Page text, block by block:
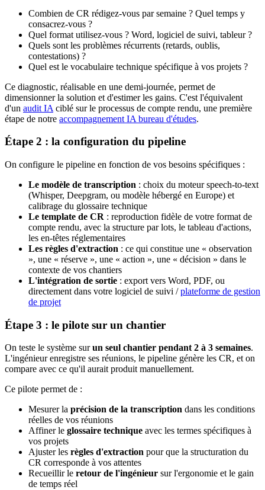
Combien de CR rédigez-vous par semaine ? Quel temps y
consacrez-vous ?
Quel format utilisez-vous ? Word, logiciel de suivi, tableur ?
Quels sont les problèmes récurrents (retards, oublis,
contestations) ?
Quel est le vocabulaire technique spécifique à vos projets ?
Ce diagnostic, réalisable en une demi-journée, permet de
dimensionner la solution et d'estimer les gains. C'est l'équivalent
d'un audit IA ciblé sur le processus de compte rendu, une première
étape de notre accompagnement IA bureau d'études.
Étape 2 : la configuration du pipeline
On configure le pipeline en fonction de vos besoins spécifiques :
Le modèle de transcription : choix du moteur speech-to-text
(Whisper, Deepgram, ou modèle hébergé en Europe) et
calibrage du glossaire technique
Le template de CR : reproduction fidèle de votre format de
compte rendu, avec la structure par lots, le tableau d'actions,
les en-têtes réglementaires
Les règles d'extraction : ce qui constitue une « observation
», une « réserve », une « action », une « décision » dans le
contexte de vos chantiers
L'intégration de sortie : export vers Word, PDF, ou
directement dans votre logiciel de suivi /plateforme de gestion
de projet
Étape 3 : le pilote sur un chantier
On teste le système surun seul chantier pendant 2 à 3 semaines.
L'ingénieur enregistre ses réunions, le pipeline génère les CR, et on
compare avec ce qu'il aurait produit manuellement.
Ce pilote permet de :
Mesurer la précision de la transcription dans les conditions
réelles de vos réunions
Affiner le glossaire technique avec les termes spécifiques à
vos projets
Ajuster les règles d'extraction pour que la structuration du
CR corresponde à vos attentes
Recueillir le retour de l'ingénieur sur l'ergonomie et le gain
de temps réel